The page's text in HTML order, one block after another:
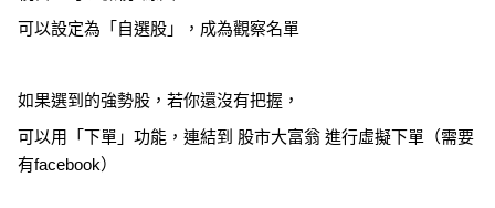
可以設定為「自選股」，成為觀察名單
如果選到的強勢股，若你還沒有把握，
可以用「下單」功能，連結到 股市大富翁 進行虛擬下單（需要
有facebook）